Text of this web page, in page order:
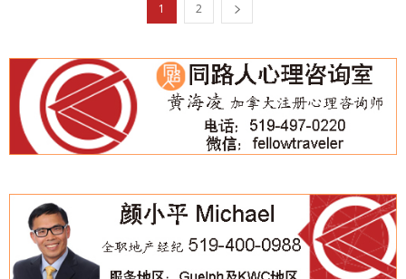
1 2